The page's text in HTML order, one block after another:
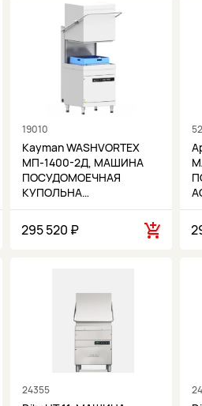
19010
Kayman WASHVORTEX
МП-1400-2Д, МАШИНА
ПОСУДОМОЕЧНАЯ
КУПОЛЬНА…
295 520 ₽
24355